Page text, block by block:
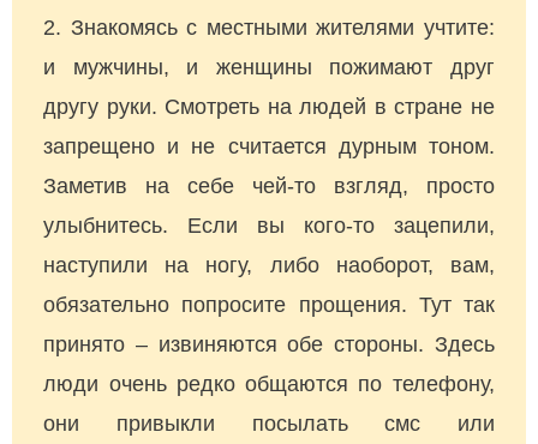
Знакомясь с местными жителями учтите:
и мужчины, и женщины пожимают друг
другу руки. Смотреть на людей в стране не
запрещено и не считается дурным тоном.
Заметив на себе чей-то взгляд, просто
улыбнитесь. Если вы кого-то зацепили,
наступили на ногу, либо наоборот, вам,
обязательно попросите прощения. Тут так
принято – извиняются обе стороны. Здесь
люди очень редко общаются по телефону,
они привыкли посылать смс или